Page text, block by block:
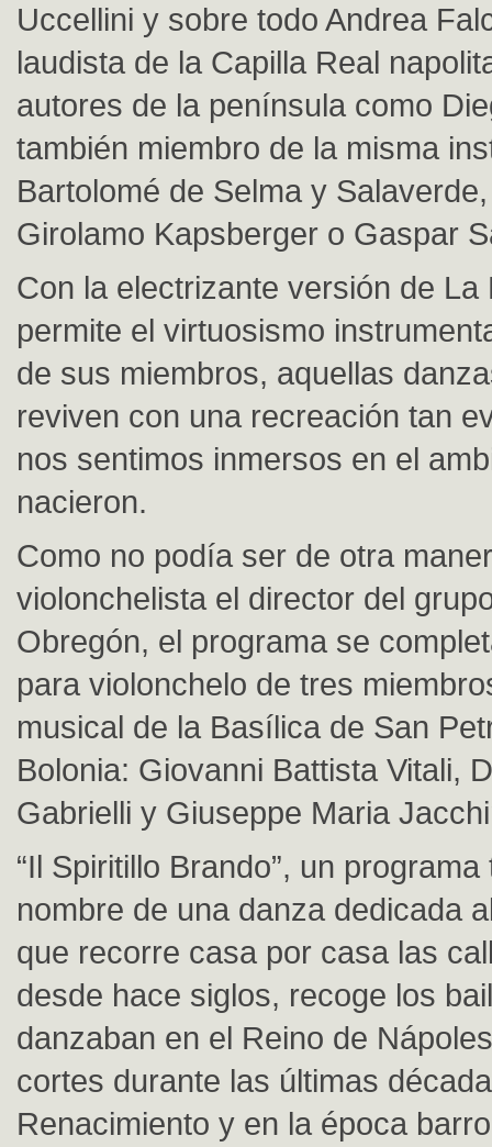
Uccellini y sobre todo Andrea
laudista de la Capilla Real
autores de la península como
también miembro de la misma
Bartolomé de Selma y
Girolamo Kapsberger o Gaspar
Con la electrizante versión de La
permite el virtuosismo
de sus miembros, aquellas
reviven con una recreación tan
nos sentimos inmersos en el
nacieron.
Como no podía ser de otra
violonchelista el director del
Obregón, el programa se
para violonchelo de tres
musical de la Basílica de San
Bolonia: Giovanni Battista Vitali,
Gabrielli y Giuseppe Maria
“Il Spiritillo Brando”, un
nombre de una danza dedicada
que recorre casa por casa las
desde hace siglos, recoge los
danzaban en el Reino de
cortes durante las últimas
Renacimiento y en la época